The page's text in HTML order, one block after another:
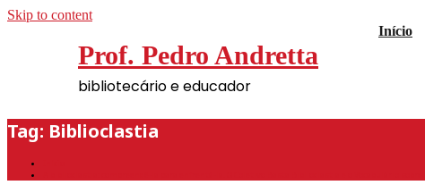
Skip to content
Prof. Pedro Andretta
bibliotecário e educador
Início
Tag: Biblioclastia